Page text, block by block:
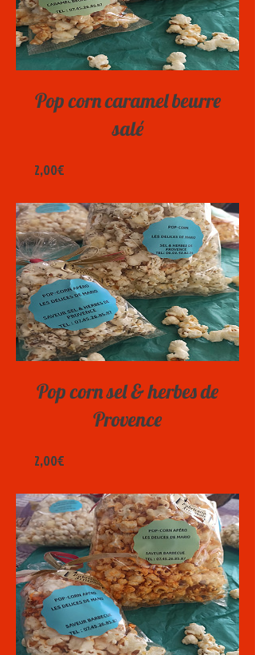
Pop corn caramel beurre
salé
2,00€Prix
Pop corn sel & herbes de
Provence
2,00€Prix